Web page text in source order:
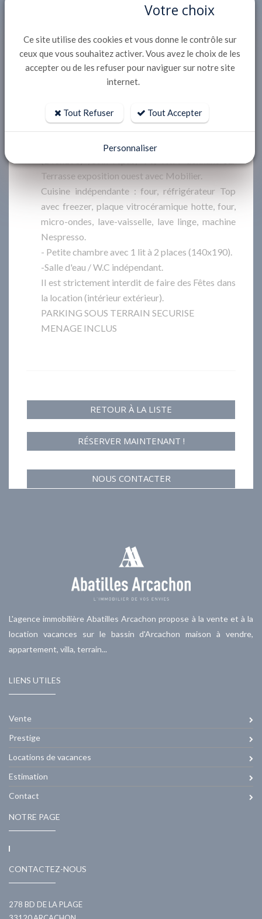
Située dans le quartier de la plage d'Eyrac, à 500
m du Casino, 900m de la jetée Thiers et de la
gare, appartement T1 rénové de 30 m² au 4ème
ascenseur et accès direct plage:
-Entrée
- Séjour double avec 1 canapé-lit à 2 places
Terrasse exposition ouest avec Mobilier.
Cuisine indépendante : four, réfrigérateur Top
avec freezer, plaque vitrocéramique hotte, four,
micro-ondes, lave-vaisselle, lave linge, machine
Nespresso.
- Petite chambre avec 1 lit à 2 places (140x190).
-Salle d'eau / W.C indépendant.
Il est strictement interdit de faire des Fêtes dans
la location (intérieur extérieur).
PARKING SOUS TERRAIN SECURISE
MENAGE INCLUS
RETOUR À LA LISTE
RÉSERVER MAINTENANT !
NOUS CONTACTER
L'agence immobilière Abatilles Arcachon propose à la vente et à la
location vacances sur le bassin d'Arcachon maison à vendre,
appartement, villa, terrain...
LIENS UTILES
Vente
Prestige
Locations de vacances
Estimation
Contact
NOTRE PAGE
CONTACTEZ-NOUS
278 BD DE LA PLAGE
Votre choix
Ce site utilise des cookies et vous donne le contrôle sur
ceux que vous souhaitez activer. Vous avez le choix de les
accepter ou de les refuser pour naviguer sur notre site
internet.
Tout Refuser Tout Accepter
Personnaliser